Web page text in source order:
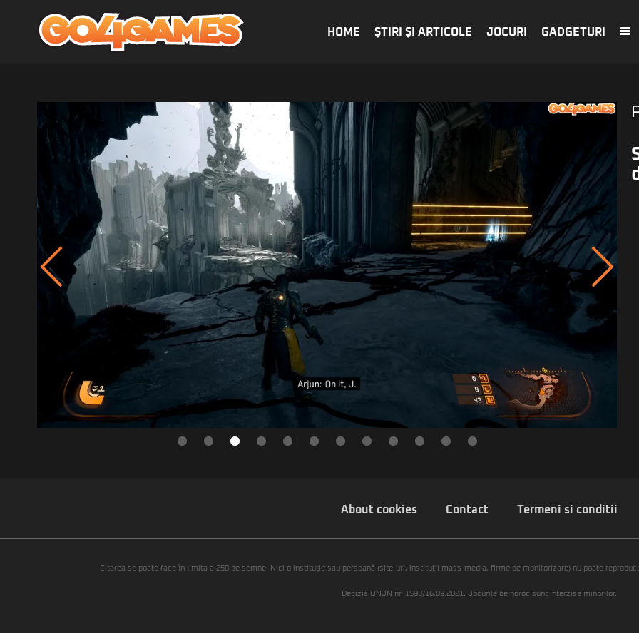
HOME ŞTIRI ŞI ARTICOLE JOCURI GADGETURI
About cookies Contact Termeni si conditii
Citarea se poate face în limita a 250 de semne. Nici o instituţie sau persoană (site-uri, instituţii mass-media, firme de monitorizare) nu poate
Decizia ONJN nr. 1598/16.09.2021. Jocurile de noroc sunt interzise minorilor.